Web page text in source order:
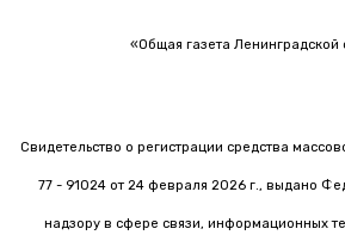
«Общая газета Ленинградской
Свидетельство о регистрации средства
77 - 91024 от 24 февраля 2026 г., выдано
надзору в сфере связи, информационных